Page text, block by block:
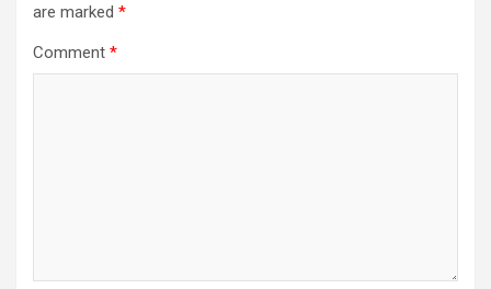
are marked *
Comment *